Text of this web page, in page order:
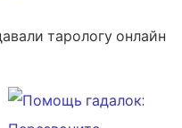
тарологу онлайн